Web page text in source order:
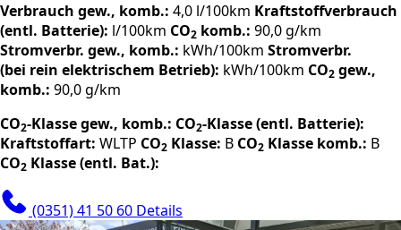
Verbrauch gew., komb.: 4,0 l/100km Kraftstoffverbrauch
(entl. Batterie): l/100km CO2 komb.: 90,0 g/km
Stromverbr. gew., komb.: kWh/100km Stromverbr.
(bei rein elektrischem Betrieb): kWh/100km CO2 gew.,
komb.: 90,0 g/km
CO2-Klasse gew., komb.: CO2-Klasse (entl. Batterie):
Kraftstoffart: WLTP CO2 Klasse: B CO2 Klasse komb.: B
CO2 Klasse (entl. Bat.):
(0351) 41 50 60 Details